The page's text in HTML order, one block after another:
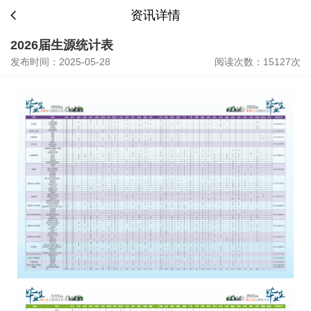
资讯详情
2026届生源统计表
发布时间：2025-05-28 阅读次数：15127次